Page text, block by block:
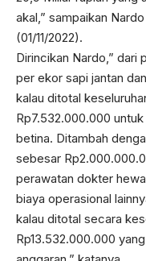
akal,” sampaikan
(01/11/2022).
Dirincikan Nardo,” dari
per ekor sapi jantan
kalau ditotal
Rp7.532.000.000
betina. Ditambah
sebesar
perawatan dokter
biaya operasional
kalau ditotal secara
Rp13.532.000.000